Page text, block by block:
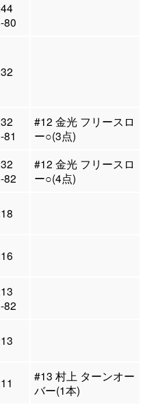
80
81
#12 金光 フリースロ
ー○(3点)
82
#12 金光 フリースロ
ー○(4点)
82
#13 村上 ターンオー
バー(1本)